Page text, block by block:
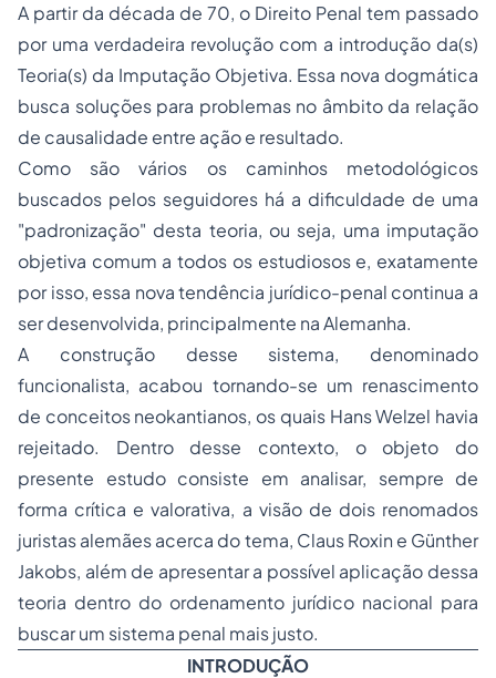
A partir da década de 70, o Direito Penal tem passado
por uma verdadeira revolução com a introdução da(s)
Teoria(s) da Imputação Objetiva. Essa nova dogmática
busca soluções para problemas no âmbito da relação
de causalidade entre ação e resultado.
Como são vários os caminhos metodológicos
buscados pelos seguidores há a dificuldade de uma
"padronização" desta teoria, ou seja, uma imputação
objetiva comum a todos os estudiosos e, exatamente
por isso, essa nova tendência jurídico-penal continua a
ser desenvolvida, principalmente na Alemanha.
A construção desse sistema, denominado
funcionalista, acabou tornando-se um renascimento
de conceitos neokantianos, os quais Hans Welzel havia
rejeitado. Dentro desse contexto, o objeto do
presente estudo consiste em analisar, sempre de
forma crítica e valorativa, a visão de dois renomados
juristas alemães acerca do tema, Claus Roxin e Günther
Jakobs, além de apresentar a possível aplicação dessa
teoria dentro do ordenamento jurídico nacional para
buscar um sistema penal mais justo.
INTRODUÇÃO